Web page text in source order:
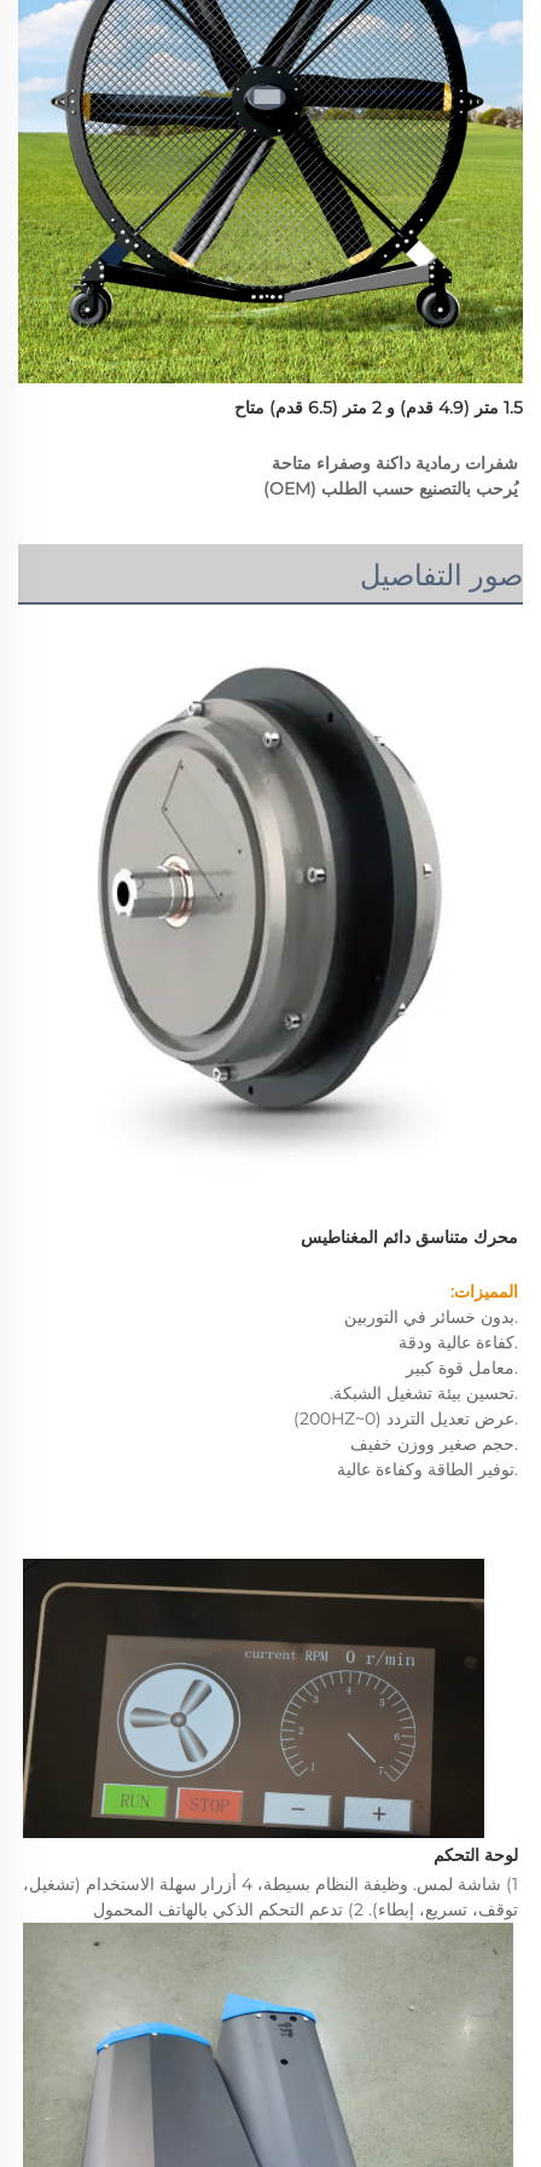
1.5 متر (4.9 قدم) و 2 متر (6.5 قدم) متاح
شفرات رمادية داكنة وصفراء متاحة
يُرحب بالتصنيع حسب الطلب (OEM)
صور التفاصيل
محرك متناسق دائم المغناطيس
المميزات:
.بدون خسائر في التوربين
.كفاءة عالية ودقة
.معامل قوة كبير
.تحسين بيئة تشغيل الشبكة.
.عرض تعديل التردد (0~200HZ)
.حجم صغير ووزن خفيف
.توفير الطاقة وكفاءة عالية
لوحة التحكم
توقف، تسريع، إبطاء). 2) تدعم التحكم الذكي بالهاتف المحمول